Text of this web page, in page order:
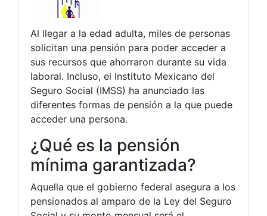
Al llegar a la edad adulta, miles de personas
solicitan una pensión para poder acceder a
sus recursos que ahorraron durante su vida
laboral. Incluso, el Instituto Mexicano del
Seguro Social (IMSS) ha anunciado las
diferentes formas de pensión a la que puede
acceder una persona.
¿Qué es la pensión
mínima garantizada?
Aquella que el gobierno federal asegura a los
pensionados al amparo de la Ley del Seguro